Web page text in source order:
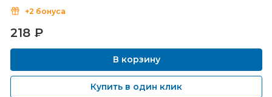
+2 бонуса
218 ₽
В корзину
Купить в один клик